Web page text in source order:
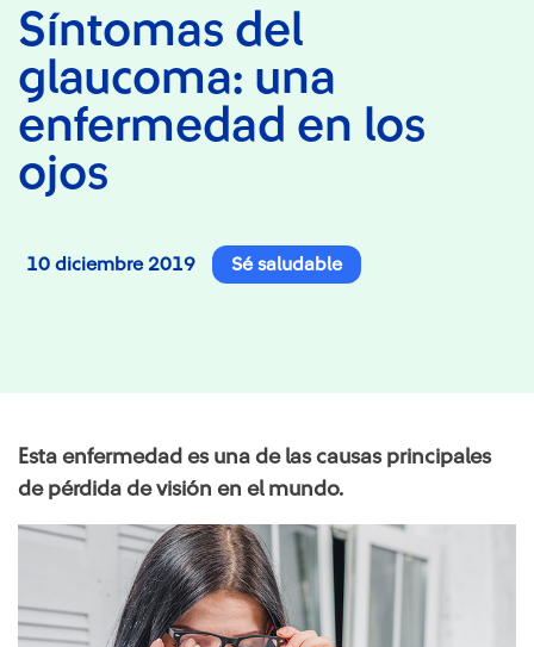
Síntomas del
glaucoma: una
enfermedad en los
ojos
10 diciembre 2019 Sé saludable
Esta enfermedad es una de las causas principales
de pérdida de visión en el mundo.